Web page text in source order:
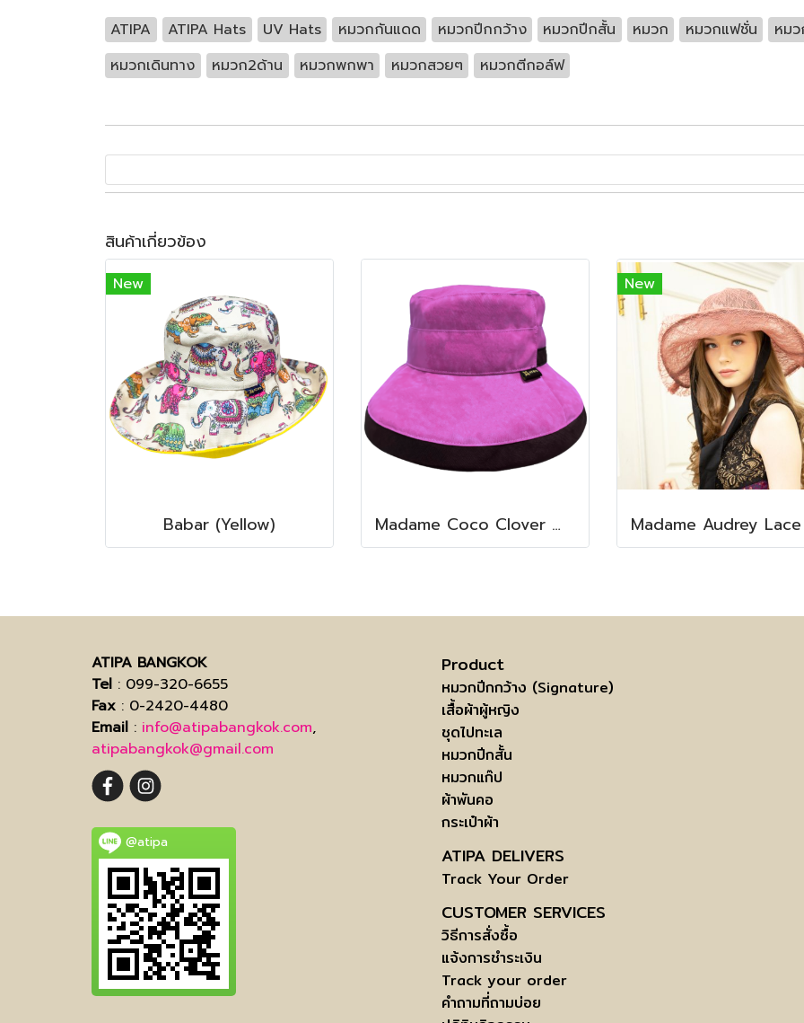
ATIPA ATIPA Hats UV Hats หมวกกันแดด หมวกปีกกว้าง หมวกปีกสั้น หมวก หมวกแฟชั่น หม
หมวกเดินทาง
หมวก2ด้าน หมวกพกพา หมวกสวยๆ หมวกตีกอล์ฟ
สินค้าเกี่ยวข้อง
New
Babar (Yellow) Madame Coco Clover Waterproof (Fuchsia Petal)
New
ATIPA BANGKOK
Tel : 099-320-6655
Fax : 0-2420-4480
Email : info@atipabangkok.com,
atipabangkok@gmail.com
@atipa
Product
หมวกปีกกว้าง (Signature)
เสื้อผ้าผู้หญิง
ชุดไปทะเล
หมวกปีกสั้น
หมวกแก๊ป
ผ้าพันคอ
กระเป๋าผ้า
ATIPA DELIVERS
Track Your Order
CUSTOMER SERVICES
วิธีการสั่งซื้อ
แจ้งการชำระเงิน
Track your order
คำถามที่ถามบ่อย